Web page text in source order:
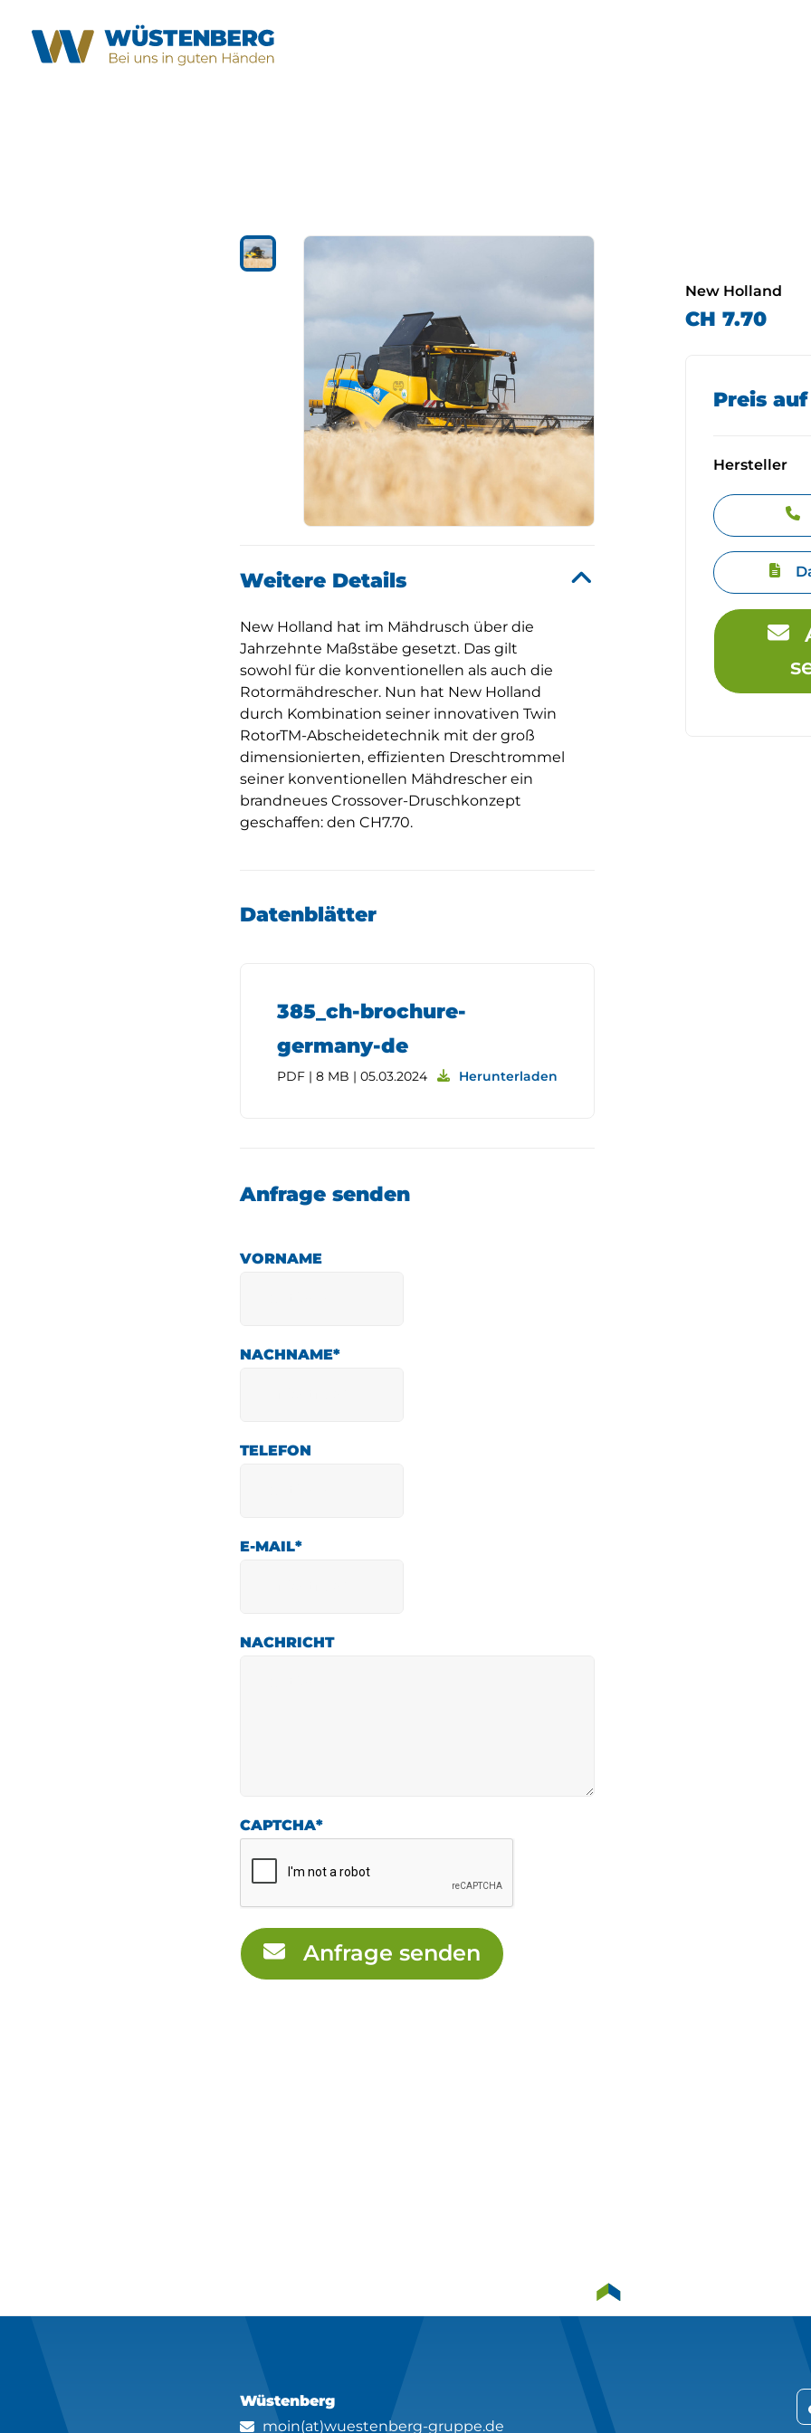
Weitere Details
New Holland hat im Mähdrusch über die
Jahrzehnte Maßstäbe gesetzt. Das gilt
sowohl für die konventionellen als auch die
Rotormähdrescher. Nun hat New Holland
durch Kombination seiner innovativen Twin
RotorTM-Abscheidetechnik mit der groß
dimensionierten, effizienten Dreschtrommel
seiner konventionellen Mähdrescher ein
brandneues Crossover-Druschkonzept
geschaffen: den CH7.70.
Datenblätter
385_ch-brochure-
germany-de
PDF | 8 MB | 05.03.2024 Herunterladen
Anfrage senden
VORNAME
NACHNAME*
TELEFON
E-MAIL*
NACHRICHT
CAPTCHA*
Anfrage senden
New Holland
CH 7.70
Preis
Hersteller
Wüstenberg
moin(at)wuestenberg-gruppe.de